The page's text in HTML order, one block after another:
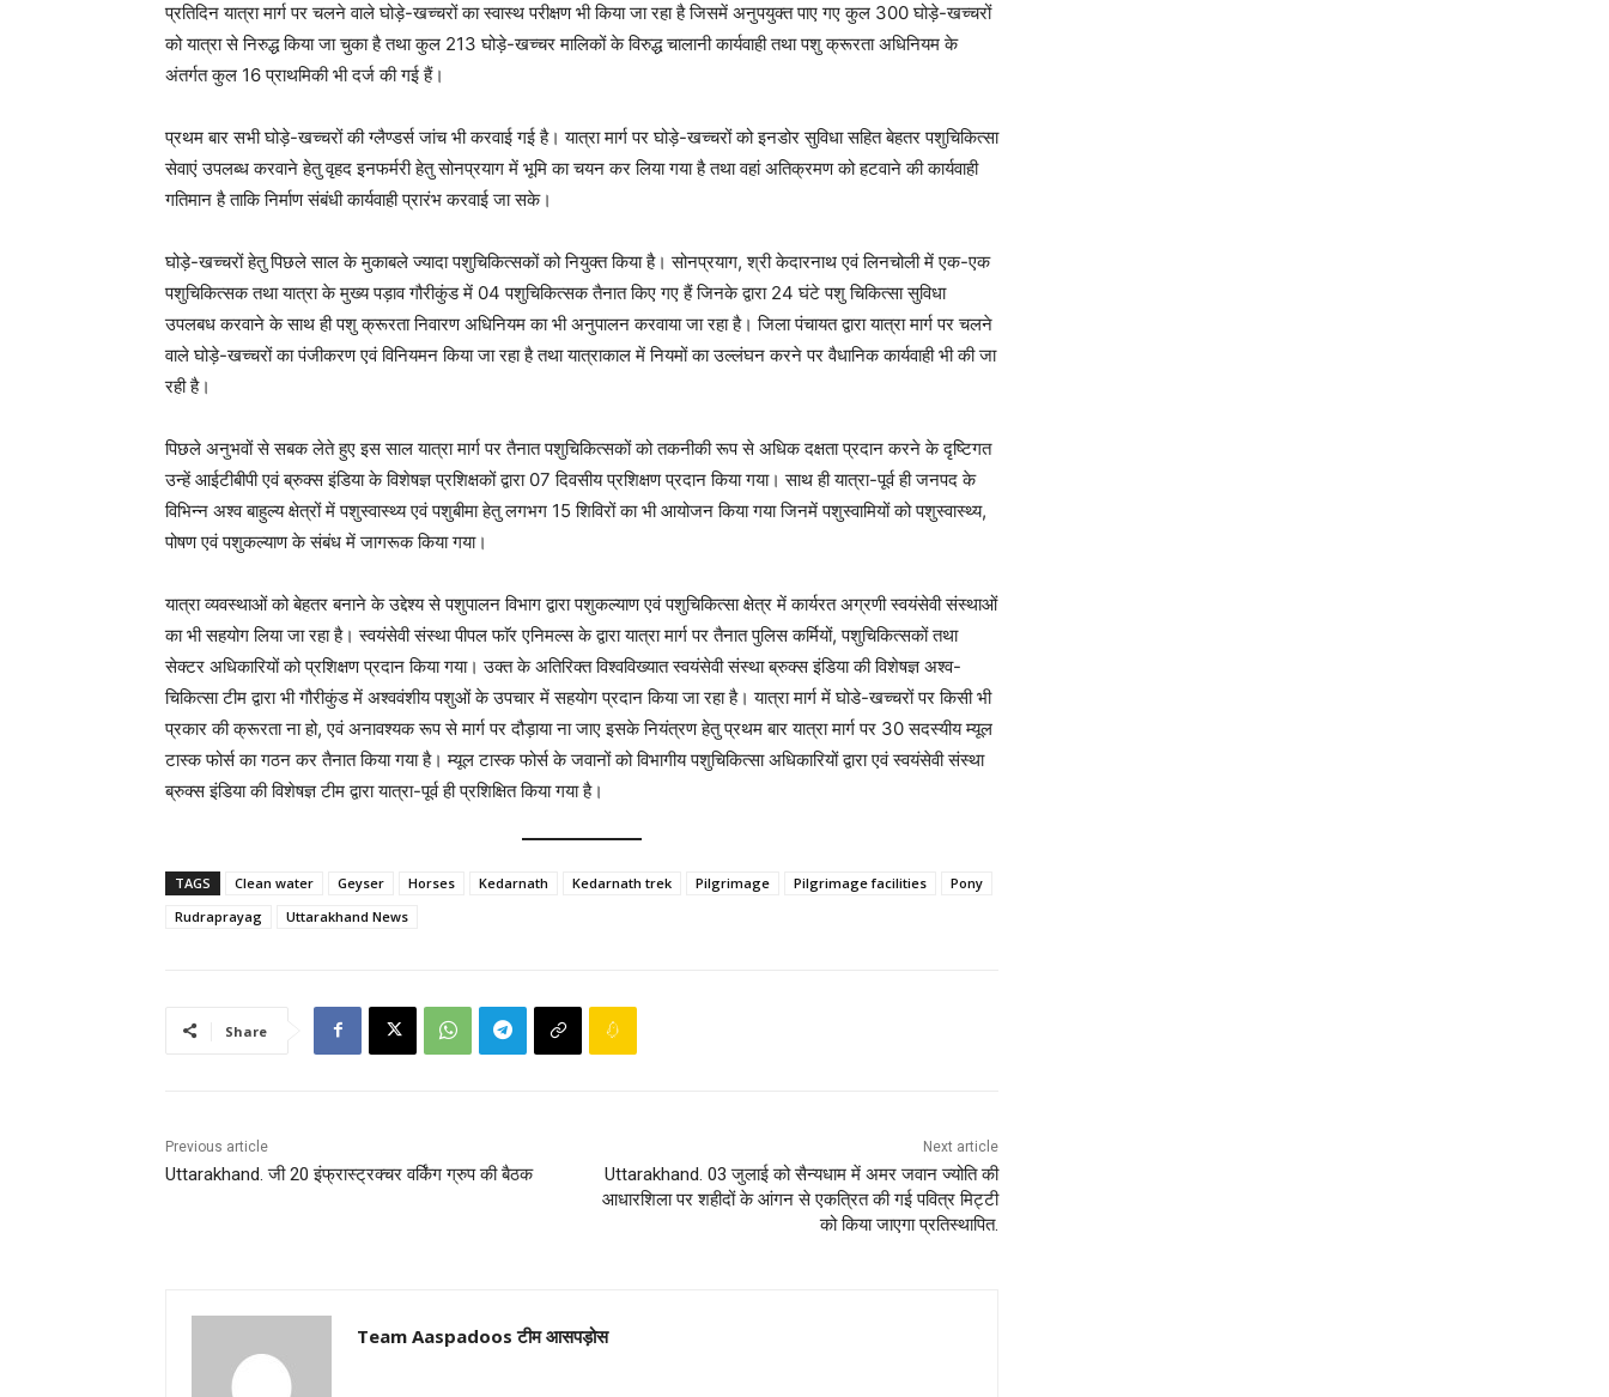
प्रतिदिन यात्रा मार्ग पर चलने वाले घोड़े-खच्चरों का स्वास्थ परीक्षण भी किया जा रहा है जिसमें अनुपयुक्त पाए गए कुल 300 घोड़े-खच्चरों
को यात्रा से निरुद्ध किया जा चुका है तथा कुल 213 घोड़े-खच्चर मालिकों के विरुद्ध चालानी कार्यवाही तथा पशु क्रूरता अधिनियम के
अंतर्गत कुल 16 प्राथमिकी भी दर्ज की गई हैं।
प्रथम बार सभी घोड़े-खच्चरों की ग्लैण्डर्स जांच भी करवाई गई है। यात्रा मार्ग पर घोड़े-खच्चरों को इनडोर सुविधा सहित बेहतर पशुचिकित्सा
सेवाएं उपलब्ध करवाने हेतु वृहद इनफर्मरी हेतु सोनप्रयाग में भूमि का चयन कर लिया गया है तथा वहां अतिक्रमण को हटवाने की कार्यवाही
गतिमान है ताकि निर्माण संबंधी कार्यवाही प्रारंभ करवाई जा सके।
घोड़े-खच्चरों हेतु पिछले साल के मुकाबले ज्यादा पशुचिकित्सकों को नियुक्त किया है। सोनप्रयाग, श्री केदारनाथ एवं लिनचोली में एक-एक
पशुचिकित्सक तथा यात्रा के मुख्य पड़ाव गौरीकुंड में 04 पशुचिकित्सक तैनात किए गए हैं जिनके द्वारा 24 घंटे पशु चिकित्सा सुविधा
उपलबध करवाने के साथ ही पशु क्रूरता निवारण अधिनियम का भी अनुपालन करवाया जा रहा है। जिला पंचायत द्वारा यात्रा मार्ग पर चलने
वाले घोड़े-खच्चरों का पंजीकरण एवं विनियमन किया जा रहा है तथा यात्राकाल में नियमों का उल्लंघन करने पर वैधानिक कार्यवाही भी की जा
रही है।
पिछले अनुभवों से सबक लेते हुए इस साल‌ यात्रा मार्ग पर तैनात पशुचिकित्सकों को तकनीकी रूप से अधिक दक्षता प्रदान करने के दृष्टिगत
उन्हें आईटीबीपी एवं ब्रुक्स इंडिया के विशेषज्ञ प्रशिक्षकों द्वारा 07 दिवसीय प्रशिक्षण प्रदान किया गया। साथ ही यात्रा-पूर्व ही जनपद के
विभिन्न अश्व बाहुल्य क्षेत्रों में पशुस्वास्थ्य एवं पशुबीमा हेतु लगभग 15 शिविरों का भी आयोजन किया गया जिनमें पशुस्वामियों को पशुस्वास्थ्य,
पोषण एवं पशुकल्याण के संबंध में जागरूक किया गया।
यात्रा व्यवस्थाओं को बेहतर बनाने के उद्देश्य से पशुपालन विभाग द्वारा पशुकल्याण एवं पशुचिकित्सा क्षेत्र में कार्यरत अग्रणी स्वयंसेवी संस्थाओं
का भी सहयोग लिया जा रहा है। स्वयंसेवी संस्था पीपल फाॅर एनिमल्स के द्वारा यात्रा मार्ग पर तैनात पुलिस कर्मियों, पशुचिकित्सकों तथा
सेक्टर अधिकारियों को प्रशिक्षण प्रदान किया गया। उक्त के अतिरिक्त विश्वविख्यात स्वयंसेवी संस्था ब्रुक्स इंडिया की विशेषज्ञ अश्व-
चिकित्सा टीम द्वारा भी गौरीकुंड में अश्ववंशीय पशुओं के उपचार में सहयोग प्रदान किया जा रहा है। यात्रा मार्ग में घोडे-खच्चरों पर किसी भी
प्रकार की क्रूरता ना हो, एवं अनावश्यक रूप से मार्ग पर दौड़ाया ना जाए इसके नियंत्रण हेतु प्रथम बार यात्रा मार्ग पर 30 सदस्यीय म्यूल
टास्क फोर्स का गठन कर तैनात किया गया है। म्यूल टास्क फोर्स के जवानों को विभागीय पशुचिकित्सा अधिकारियों द्वारा एवं स्वयंसेवी संस्था
ब्रुक्स इंडिया की विशेषज्ञ टीम द्वारा यात्रा-पूर्व ही प्रशिक्षित किया गया है।
TAGS Clean water Geyser Horses Kedarnath Kedarnath trek Pilgrimage Pilgrimage facilities
Pony
Rudraprayag
Uttarakhand News
Share
Previous article
Uttarakhand. जी 20 इंफ्रास्ट्रक्चर वर्किंग ग्रुप की बैठक
Next article
Uttarakhand. 03 जुलाई को सैन्यधाम में अमर जवान ज्योति की
आधारशिला पर शहीदों के आंगन से एकत्रित की गई पवित्र मिट्टी
को किया जाएगा प्रतिस्थापित.
Team Aaspadoos टीम आसपड़ोस